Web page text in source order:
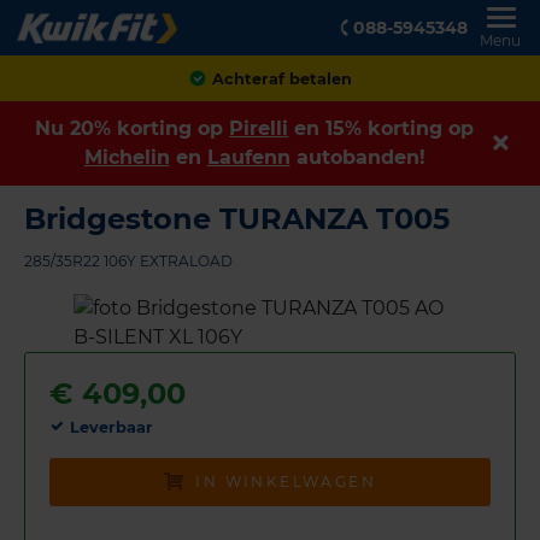
088-5945348
Menu
Achteraf betalen
Nu 20% korting op Pirelli en 15% korting op
Michelin en Laufenn autobanden!
Bridgestone TURANZA T005
285/35R22 106Y EXTRALOAD
€ 409,00
Leverbaar
IN WINKELWAGEN